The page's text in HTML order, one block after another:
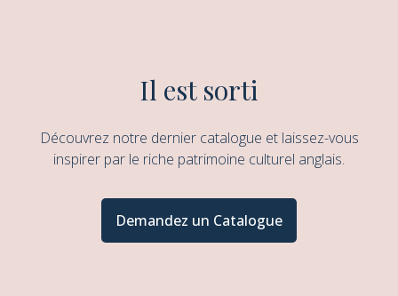
Il est sorti
Découvrez notre dernier catalogue et laissez-vous
inspirer par le riche patrimoine culturel anglais.
Demandez un Catalogue